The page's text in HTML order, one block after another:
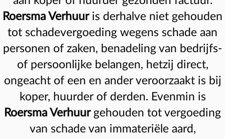
Roersma Verhuuris derhalve niet gehouden
tot schadevergoeding wegens schade aan
personen of zaken, benadeling van bedrijfs-
of persoonlijke belangen, hetzij direct,
ongeacht of een en ander veroorzaakt is bij
koper, huurder of derden. Evenmin is
Roersma Verhuurgehouden tot vergoeding
van schade van immateriële aard,